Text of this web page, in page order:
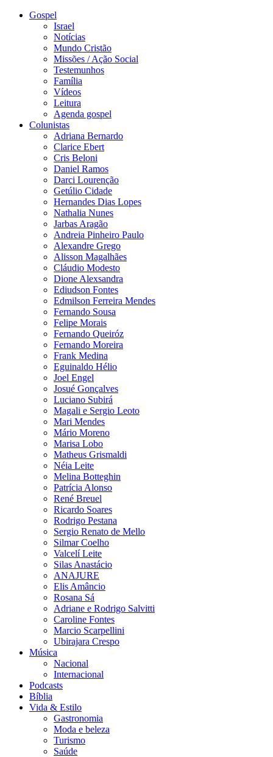
Gospel
Israel
Notícias
Mundo Cristão
Missões / Ação Social
Testemunhos
Família
Vídeos
Leitura
Agenda gospel
Colunistas
Adriana Bernardo
Clarice Ebert
Cris Beloni
Daniel Ramos
Darci Lourenção
Getúlio Cidade
Hernandes Dias Lopes
Nathalia Nunes
Jarbas Aragão
Andreia Pinheiro Paulo
Alexandre Grego
Alisson Magalhães
Cláudio Modesto
Dione Alexsandra
Ediudson Fontes
Edmilson Ferreira Mendes
Fernando Sousa
Felipe Morais
Fernando Queiróz
Fernando Moreira
Frank Medina
Eguinaldo Hélio
Joel Engel
Josué Gonçalves
Luciano Subirá
Magali e Sergio Leoto
Mari Mendes
Mário Moreno
Marisa Lobo
Matheus Grismaldi
Néia Leite
Melina Botteghin
Patrícia Alonso
René Breuel
Ricardo Soares
Rodrigo Pestana
Sergio Renato de Mello
Silmar Coelho
Valcelí Leite
Silas Anastácio
ANAJURE
Elis Amâncio
Rosana Sá
Adriane e Rodrigo Salvitti
Caroline Fontes
Marcio Scarpellini
Ubirajara Crespo
Música
Nacional
Internacional
Podcasts
Bíblia
Vida & Estilo
Gastronomia
Moda e beleza
Turismo
Saúde